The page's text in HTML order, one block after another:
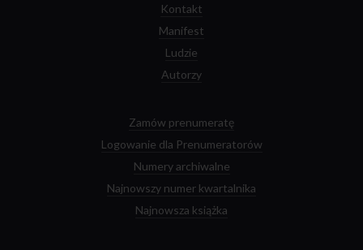
Kontakt
Manifest
Ludzie
Autorzy
Zamów prenumeratę
Logowanie dla Prenumeratorów
Numery archiwalne
Najnowszy numer kwartalnika
Najnowsza książka